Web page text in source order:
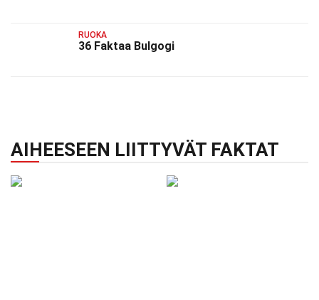
RUOKA
36 Faktaa Bulgogi
AIHEESEEN LIITTYVÄT FAKTAT